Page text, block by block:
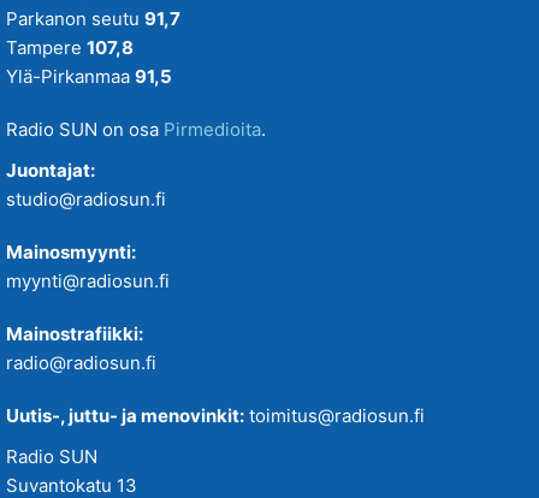
Parkanon seutu 91,7
Tampere 107,8
Ylä-Pirkanmaa 91,5
Radio SUN on osa Pirmedioita.
Juontajat:
studio@radiosun.fi
Mainosmyynti:
myynti@radiosun.fi
Mainostrafiikki:
radio@radiosun.fi
Uutis-, juttu- ja menovinkit: toimitus@radiosun.fi
Radio SUN
Suvantokatu 13